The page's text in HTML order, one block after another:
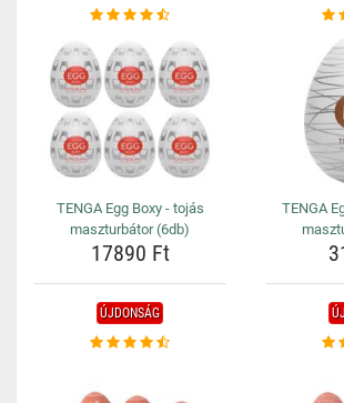
TENGA Egg Boxy - tojás
maszturbátor (6db)
17890 Ft
TENGA
ÚJDONSÁG